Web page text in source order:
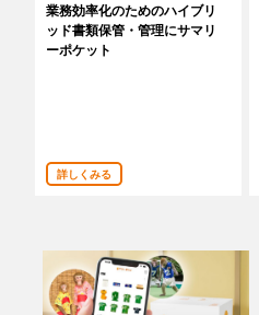
ラグ・マットクリーニング
プラン診断
よくある質問
業務効率化のためのハイブリ
ッド書類保管・管理にサマリ
ーポケット
詳しくみる